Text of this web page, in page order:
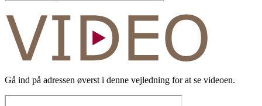
Gå ind på adressen øverst i denne vejledning for at se videoen.